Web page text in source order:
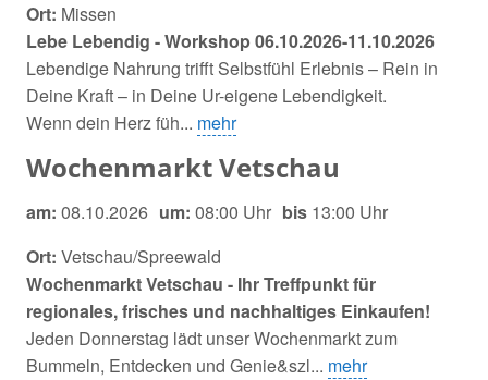
Ort: Missen
Lebe Lebendig - Workshop 06.10.2026-11.10.2026
Lebendige Nahrung trifft Selbstfühl Erlebnis – Rein in
Deine Kraft – in Deine Ur-eigene Lebendigkeit.
Wenn dein Herz füh... mehr
Wochenmarkt Vetschau
am: 08.10.2026 um: 08:00 Uhr bis 13:00 Uhr
Ort: Vetschau/Spreewald
Wochenmarkt Vetschau - Ihr Treffpunkt für
regionales, frisches und nachhaltiges Einkaufen!
Jeden Donnerstag lädt unser Wochenmarkt zum
Bummeln, Entdecken und Genie&szl... mehr